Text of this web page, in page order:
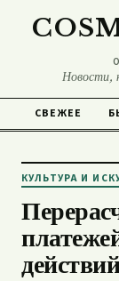
Новости,
СВЕЖЕЕ
КУЛЬТУРА И